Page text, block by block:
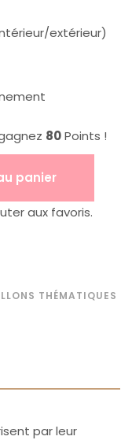
extérieur)
80Points !
panier
aux favoris.
THÉMATIQUES
par leur